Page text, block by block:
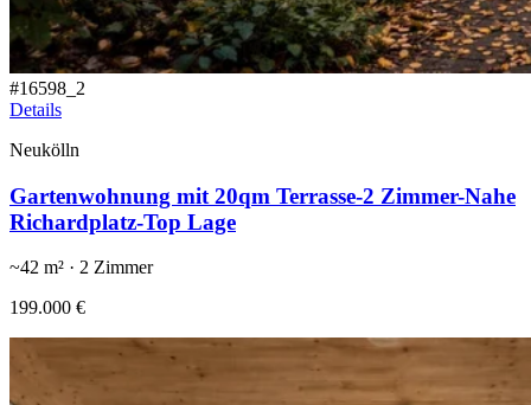
#16598_2
Details
Neukölln
Gartenwohnung mit 20qm Terrasse-2 Zimmer-Nahe
Richardplatz-Top Lage
~42 m² · 2 Zimmer
199.000 €